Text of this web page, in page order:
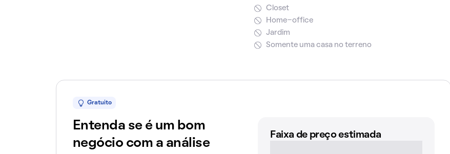
Closet
Home-office
Jardim
Somente uma casa no terreno
Gratuito
Entenda se é um bom
negócio com a análise
Faixa de preço estimada